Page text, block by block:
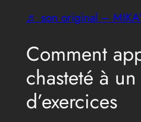
♬ son original –
Comment
chasteté à
d’exercices